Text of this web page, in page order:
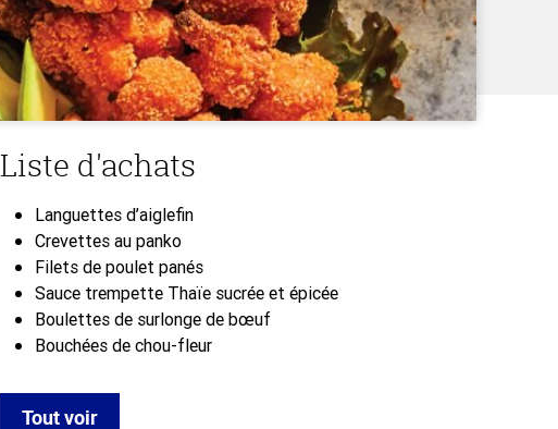
Liste d'achats
Languettes d’aiglefin
Crevettes au panko
Filets de poulet panés
Sauce trempette Thaïe sucrée et épicée
Boulettes de surlonge de bœuf
Bouchées de chou-fleur
Tout voir